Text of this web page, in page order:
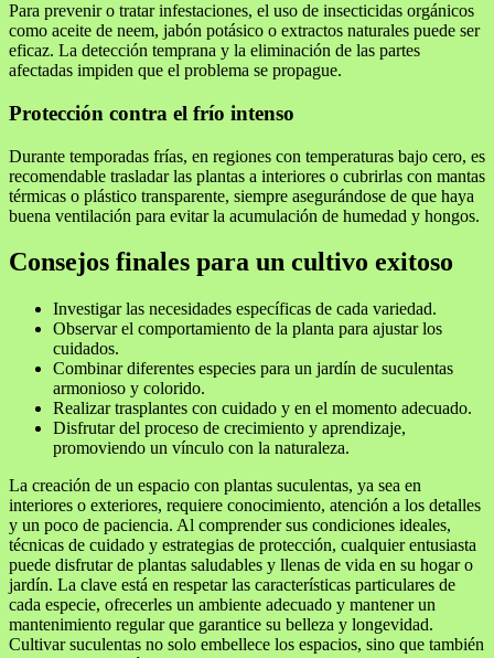
Para prevenir o tratar infestaciones, el uso de insecticidas orgánicos
como aceite de neem, jabón potásico o extractos naturales puede ser
eficaz. La detección temprana y la eliminación de las partes
afectadas impiden que el problema se propague.
Protección contra el frío intenso
Durante temporadas frías, en regiones con temperaturas bajo cero, es
recomendable trasladar las plantas a interiores o cubrirlas con mantas
térmicas o plástico transparente, siempre asegurándose de que haya
buena ventilación para evitar la acumulación de humedad y hongos.
Consejos finales para un cultivo exitoso
Investigar las necesidades específicas de cada variedad.
Observar el comportamiento de la planta para ajustar los
cuidados.
Combinar diferentes especies para un jardín de suculentas
armonioso y colorido.
Realizar trasplantes con cuidado y en el momento adecuado.
Disfrutar del proceso de crecimiento y aprendizaje,
promoviendo un vínculo con la naturaleza.
La creación de un espacio con plantas suculentas, ya sea en
interiores o exteriores, requiere conocimiento, atención a los detalles
y un poco de paciencia. Al comprender sus condiciones ideales,
técnicas de cuidado y estrategias de protección, cualquier entusiasta
puede disfrutar de plantas saludables y llenas de vida en su hogar o
jardín. La clave está en respetar las características particulares de
cada especie, ofrecerles un ambiente adecuado y mantener un
mantenimiento regular que garantice su belleza y longevidad.
Cultivar suculentas no solo embellece los espacios, sino que también